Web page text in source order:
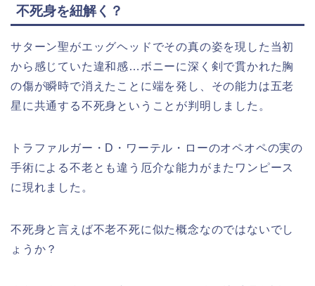
不死身を紐解く？
サターン聖がエッグヘッドでその真の姿を現した当初
から感じていた違和感…ボニーに深く剣で貫かれた胸
の傷が瞬時で消えたことに端を発し、その能力は五老
星に共通する不死身ということが判明しました。
トラファルガー・D・ワーテル・ローのオペオペの実の
手術による不老とも違う厄介な能力がまたワンピース
に現れました。
不死身と言えば不老不死に似た概念なのではないでし
ょうか？